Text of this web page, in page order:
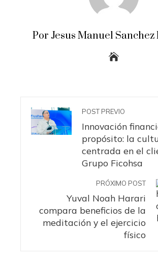
Por Jesus Manuel Sanchez
POST PREVIO
Innovación
propósito: la
centrada en el
Grupo Ficohsa
PRÓXIMO POST
Yuval Noah Harari
compara beneficios de la
meditación y el ejercicio
físico